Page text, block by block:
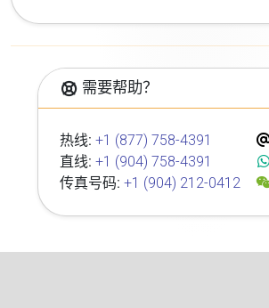
需要帮助？
热线: +1 (877) 758-4391
直线: +1 (904) 758-4391
传真号码: +1 (904) 212-0412